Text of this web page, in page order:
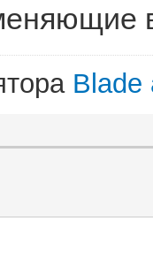
Blade